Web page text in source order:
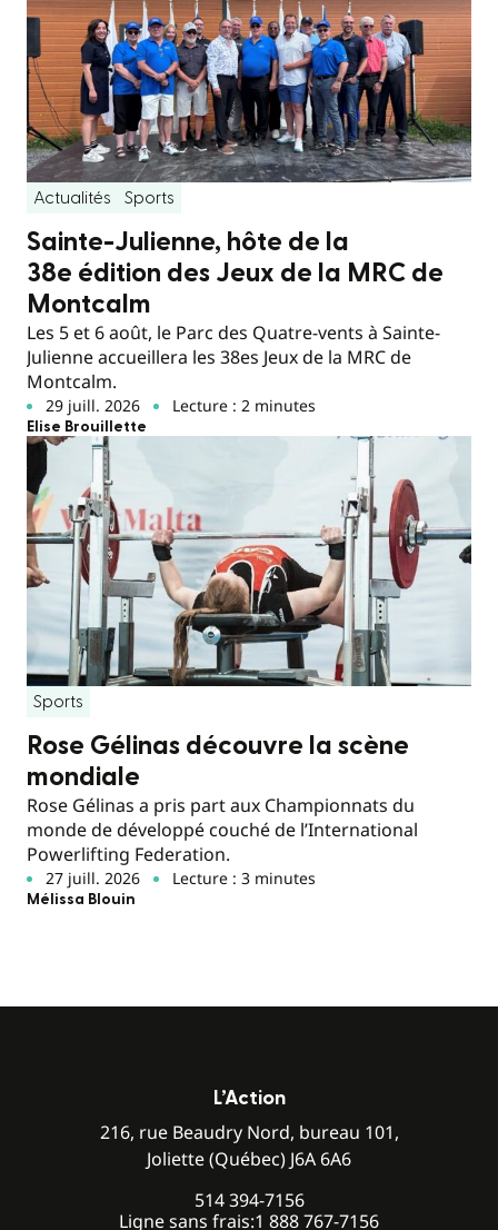
Actualités Sports
Sainte-Julienne, hôte de la
38e édition des Jeux de la MRC de
Montcalm
Les 5 et 6 août, le Parc des Quatre-vents à Sainte-
Julienne accueillera les 38es Jeux de la MRC de
Montcalm.
29 juill. 2026 Lecture : 2 minutes
Elise Brouillette
Sports
Rose Gélinas découvre la scène
mondiale
Rose Gélinas a pris part aux Championnats du
monde de développé couché de l’International
Powerlifting Federation.
27 juill. 2026 Lecture : 3 minutes
Mélissa Blouin
L’Action
216, rue Beaudry Nord, bureau 101,
Joliette (Québec) J6A 6A6
514 394-7156
Ligne sans frais:1 888 767-7156